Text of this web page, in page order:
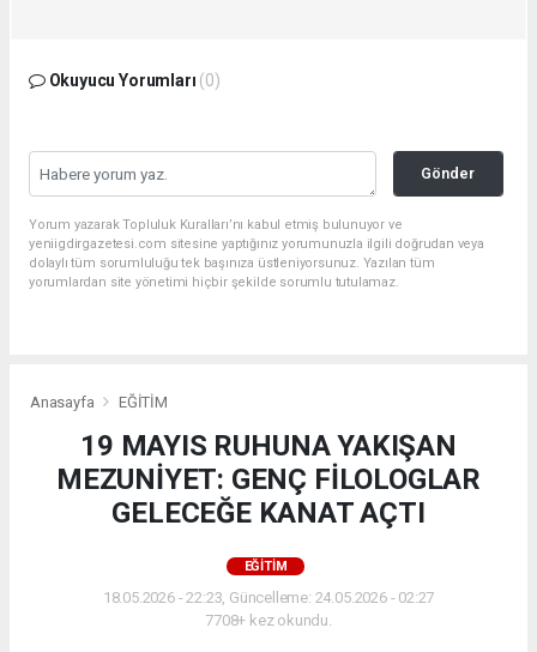
Okuyucu Yorumları (0)
Gönder
Yorum yazarak Topluluk Kuralları’nı kabul etmiş bulunuyor ve
yeniigdirgazetesi.com sitesine yaptığınız yorumunuzla ilgili doğrudan veya
dolaylı tüm sorumluluğu tek başınıza üstleniyorsunuz. Yazılan tüm
yorumlardan site yönetimi hiçbir şekilde sorumlu tutulamaz.
Anasayfa EĞİTİM
19 MAYIS RUHUNA YAKIŞAN
MEZUNİYET: GENÇ FİLOLOGLAR
GELECEĞE KANAT AÇTI
EĞİTİM
18.05.2026 - 22:23, Güncelleme: 24.05.2026 - 02:27
7708+ kez okundu.